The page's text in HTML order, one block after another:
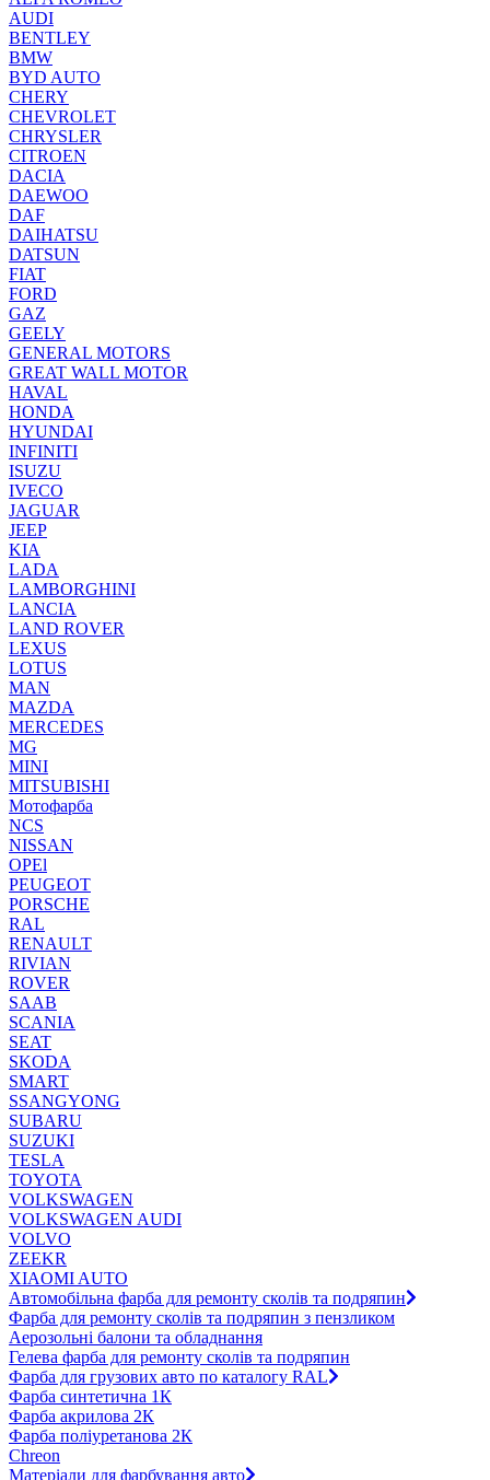
AUDI
BENTLEY
BMW
BYD AUTO
CHERY
CHEVROLET
CHRYSLER
CITROEN
DACIA
DAEWOO
DAF
DAIHATSU
DATSUN
FIAT
FORD
GAZ
GEELY
GENERAL MOTORS
GREAT WALL MOTOR
HAVAL
HONDA
HYUNDAI
INFINITI
ISUZU
IVECO
JAGUAR
JEEP
KIA
LADA
LAMBORGHINI
LANCIA
LAND ROVER
LEXUS
LOTUS
MAN
MAZDA
MERCEDES
MG
MINI
MITSUBISHI
Мотофарба
NCS
NISSAN
OPEl
PEUGEOT
PORSCHE
RAL
RENAULT
RIVIAN
ROVER
SAAB
SCANIA
SEAT
SKODA
SMART
SSANGYONG
SUBARU
SUZUKI
TESLA
TOYOTA
VOLKSWAGEN
VOLKSWAGEN AUDI
VOLVO
ZEEKR
XIAOMI AUTO
Автомобільна фарба для ремонту сколів та подряпин
Фарба для ремонту сколів та подряпин з пензликом
Аерозольні балони та обладнання
Гелева фарба для ремонту сколів та подряпин
Фарба для грузових авто по каталогу RAL
Фарба синтетична 1К
Фарба акрилова 2К
Фарба поліуретанова 2К
Chreon
Матеріали для фарбування авто